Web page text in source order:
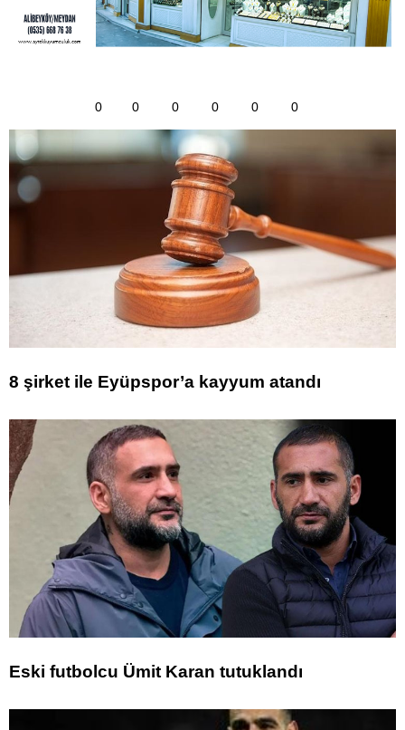
0 0 0 0 0 0
8 şirket ile Eyüpspor’a kayyum atandı
Eski futbolcu Ümit Karan tutuklandı